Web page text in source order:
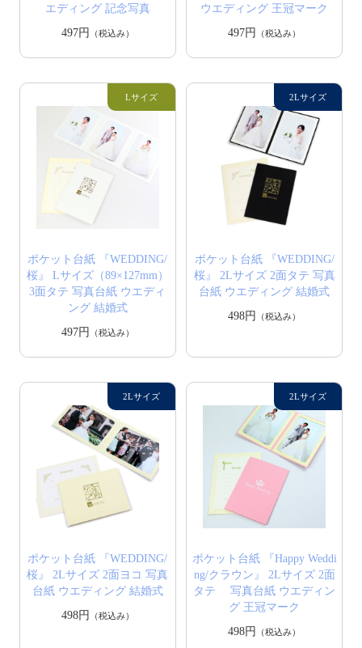
エディング 記念写真
497円
（税込み）
ウエディング 王冠マーク
497円
（税込み）
ポケット台紙 『WEDDING/
桜』 Lサイズ（89×127mm）
3面タテ 写真台紙 ウエディ
ング 結婚式
497円
（税込み）
ポケット台紙 『WEDDING/
桜』 2Lサイズ 2面タテ 写真
台紙 ウエディング 結婚式
498円
（税込み）
ポケット台紙 『WEDDING/
桜』 2Lサイズ 2面ヨコ 写真
台紙 ウエディング 結婚式
498円
（税込み）
ポケット台紙 『Happy Weddi
ng/クラウン』 2Lサイズ 2面
タテ 写真台紙 ウエディン
グ 王冠マーク
498円
（税込み）